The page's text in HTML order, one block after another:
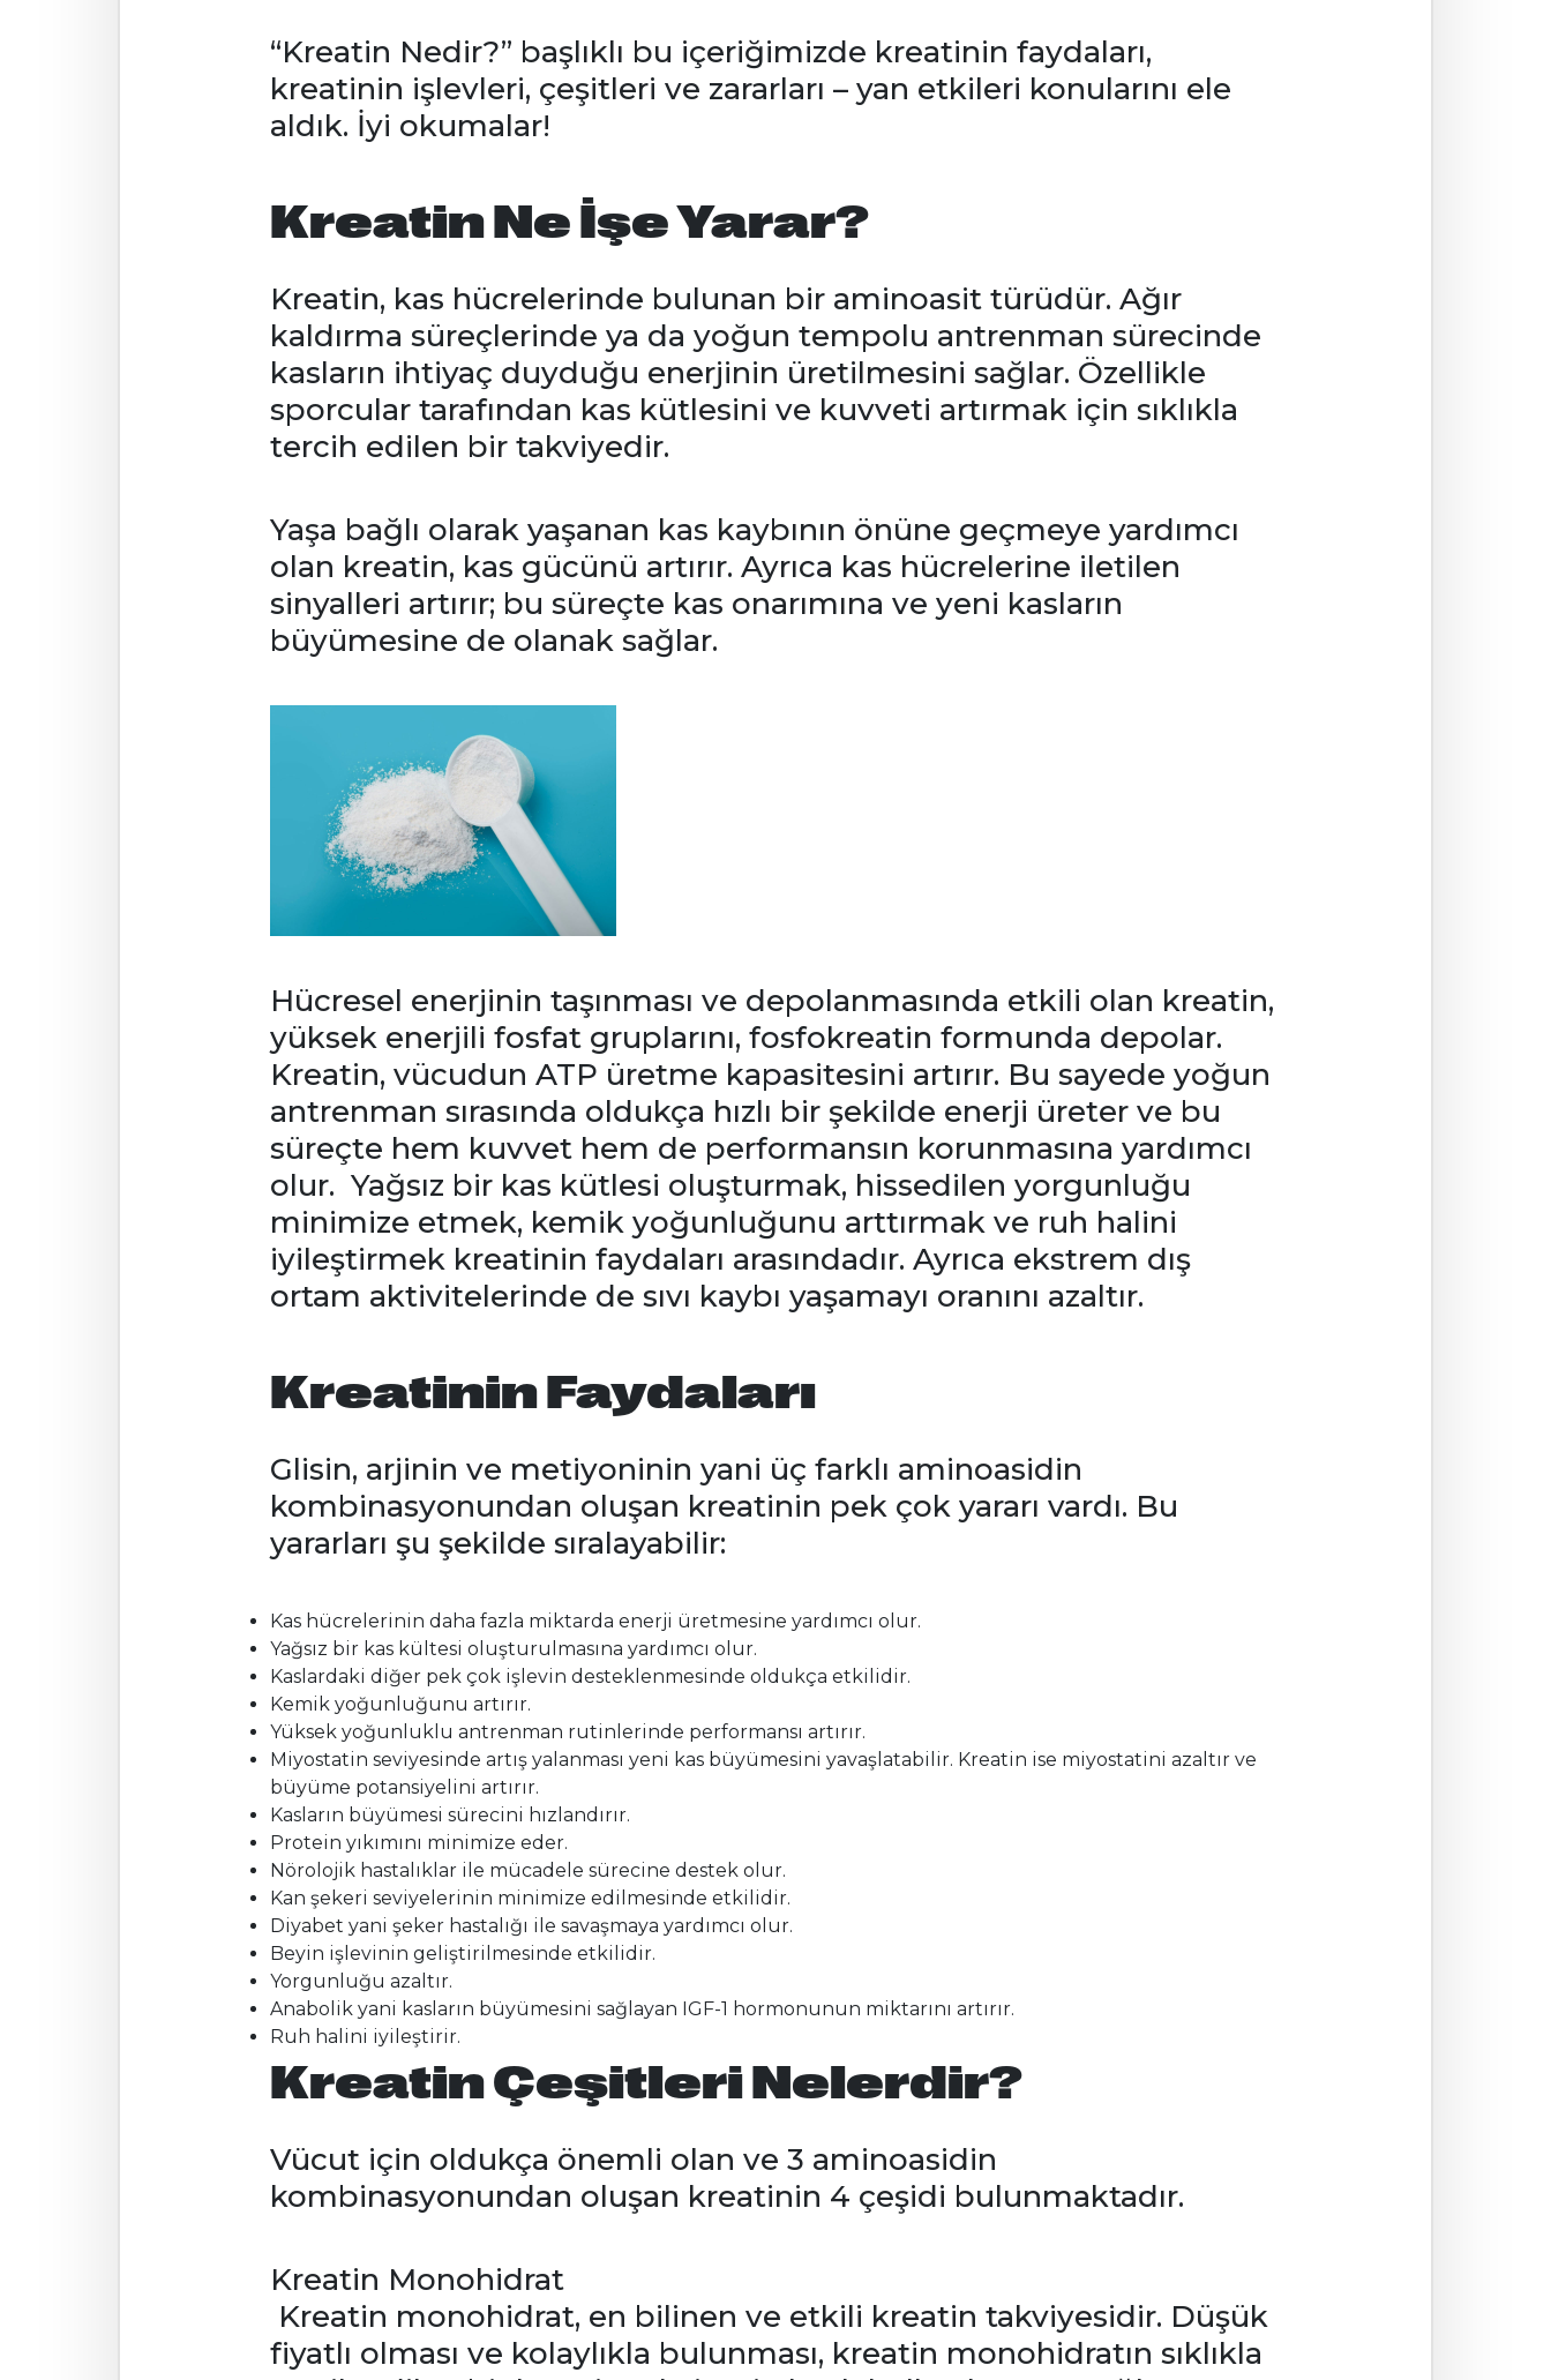
“Kreatin Nedir?” başlıklı bu içeriğimizde kreatinin faydaları,
kreatinin işlevleri, çeşitleri ve zararları – yan etkileri konularını ele
aldık. İyi okumalar!
Kreatin Ne İşe Yarar?
Kreatin, kas hücrelerinde bulunan bir aminoasit türüdür. Ağır
kaldırma süreçlerinde ya da yoğun tempolu antrenman sürecinde
kasların ihtiyaç duyduğu enerjinin üretilmesini sağlar. Özellikle
sporcular tarafından kas kütlesini ve kuvveti artırmak için sıklıkla
tercih edilen bir takviyedir.
Yaşa bağlı olarak yaşanan kas kaybının önüne geçmeye yardımcı
olan kreatin, kas gücünü artırır. Ayrıca kas hücrelerine iletilen
sinyalleri artırır; bu süreçte kas onarımına ve yeni kasların
büyümesine de olanak sağlar.
Hücresel enerjinin taşınması ve depolanmasında etkili olan kreatin,
yüksek enerjili fosfat gruplarını, fosfokreatin formunda depolar.
Kreatin, vücudun ATP üretme kapasitesini artırır. Bu sayede yoğun
antrenman sırasında oldukça hızlı bir şekilde enerji üreter ve bu
süreçte hem kuvvet hem de performansın korunmasına yardımcı
olur. Yağsız bir kas kütlesi oluşturmak, hissedilen yorgunluğu
minimize etmek, kemik yoğunluğunu arttırmak ve ruh halini
iyileştirmek kreatinin faydaları arasındadır. Ayrıca ekstrem dış
ortam aktivitelerinde de sıvı kaybı yaşamayı oranını azaltır.
Kreatinin Faydaları
Glisin, arjinin ve metiyoninin yani üç farklı aminoasidin
kombinasyonundan oluşan kreatinin pek çok yararı vardı. Bu
yararları şu şekilde sıralayabilir:
Kas hücrelerinin daha fazla miktarda enerji üretmesine yardımcı olur.
Yağsız bir kas kültesi oluşturulmasına yardımcı olur.
Kaslardaki diğer pek çok işlevin desteklenmesinde oldukça etkilidir.
Kemik yoğunluğunu artırır.
Yüksek yoğunluklu antrenman rutinlerinde performansı artırır.
Miyostatin seviyesinde artış yalanması yeni kas büyümesini yavaşlatabilir. Kreatin ise miyostatini azaltır ve
büyüme potansiyelini artırır.
Kasların büyümesi sürecini hızlandırır.
Protein yıkımını minimize eder.
Nörolojik hastalıklar ile mücadele sürecine destek olur.
Kan şekeri seviyelerinin minimize edilmesinde etkilidir.
Diyabet yani şeker hastalığı ile savaşmaya yardımcı olur.
Beyin işlevinin geliştirilmesinde etkilidir.
Yorgunluğu azaltır.
Anabolik yani kasların büyümesini sağlayan IGF-1 hormonunun miktarını artırır.
Ruh halini iyileştirir.
Kreatin Çeşitleri Nelerdir?
Vücut için oldukça önemli olan ve 3 aminoasidin
kombinasyonundan oluşan kreatinin 4 çeşidi bulunmaktadır.
Kreatin Monohidrat
Kreatin monohidrat, en bilinen ve etkili kreatin takviyesidir. Düşük
fiyatlı olması ve kolaylıkla bulunması, kreatin monohidratın sıklıkla